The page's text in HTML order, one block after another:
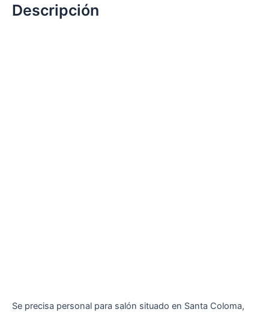
Descripción
Se precisa personal para salón situado en Santa Coloma,